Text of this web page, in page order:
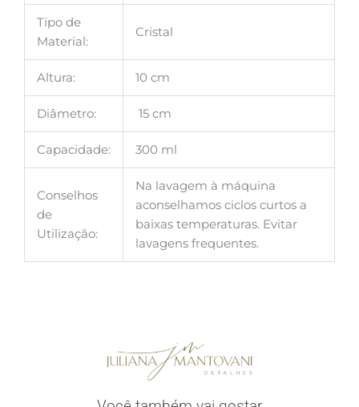
Tipo de
Material:
Cristal
Altura: 10 cm
Diâmetro: 15 cm
Capacidade: 300 ml
Conselhos
de
Utilização:
Na lavagem à máquina
aconselhamos ciclos curtos a
baixas temperaturas. Evitar
lavagens frequentes.